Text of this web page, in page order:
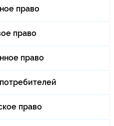
право
право
право
право